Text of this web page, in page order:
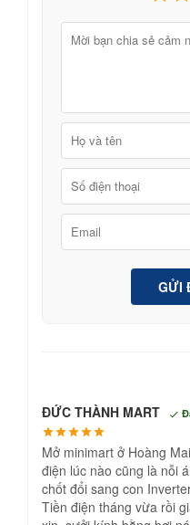
GỬI
ĐỨC THÀNH MART
Mở minimart ở Hoàng
điện lúc nào cũng là nỗi
chốt đổi sang con
Tiền điện tháng vừa rồi